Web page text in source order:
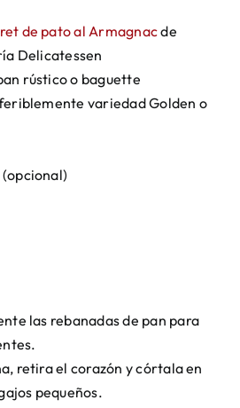
de pato al Armagnacde
Delicatessen
rústico o baguette
variedad Golden o
las rebanadas de pan para
retira el corazón y córtala en
pequeños.